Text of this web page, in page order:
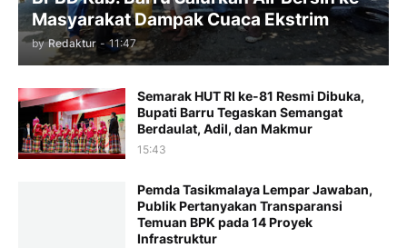
Masyarakat Dampak Cuaca Ekstrim
by Redaktur - 11:47
Semarak HUT RI ke-81 Resmi Dibuka,
Bupati Barru Tegaskan Semangat
Berdaulat, Adil, dan Makmur
15:43
Pemda Tasikmalaya Lempar Jawaban,
Publik Pertanyakan Transparansi
Temuan BPK pada 14 Proyek
Infrastruktur